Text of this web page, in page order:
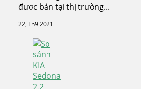
được bán tại thị trường...
22, Th9 2021